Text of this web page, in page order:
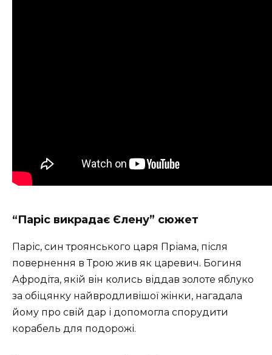
“Паріс викрадає Єлену” сюжет
Паріс, син троянського царя Пріама, після
повернення в Трою жив як царевич. Богиня
Афродіта, якій він колись віддав золоте яблуко
за обіцянку найвродливішої жінки, нагадала
йому про свій дар і допомогла спорудити
корабель для подорожі.